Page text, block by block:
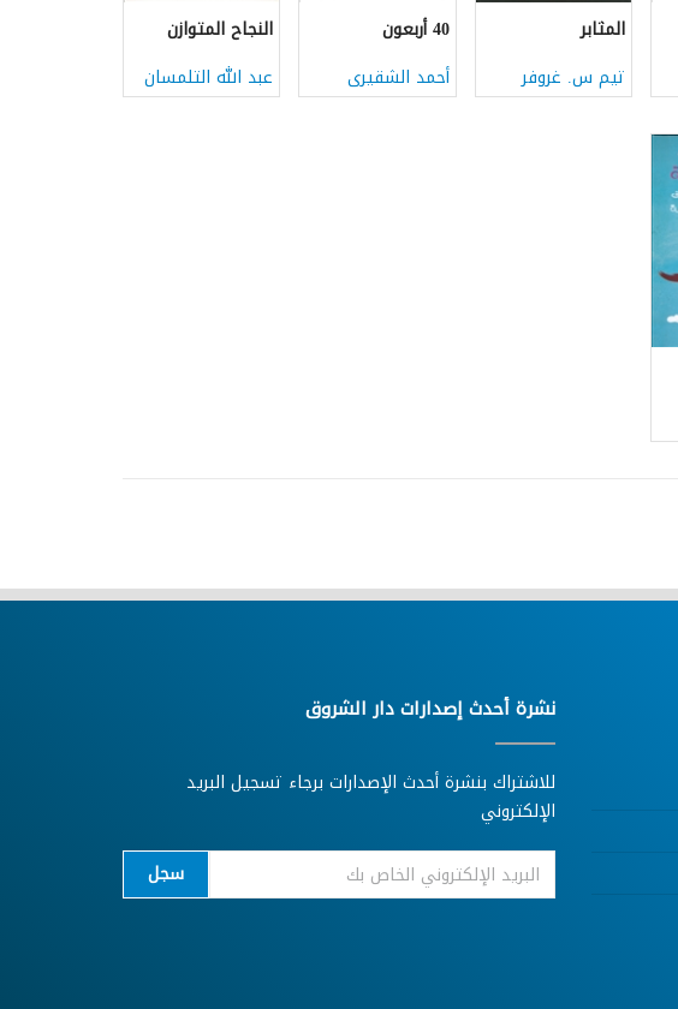
المثابر
تيم س. غروفر
40 أربعون
أحمد الشقيرى
النجاح المتوازن
عبد الله التلمسان
نشرة أحدث إصدارات دار الشروق
للاشتراك بنشرة أحدث الإصدارات برجاء تسجيل البريد
الإلكتروني
سجل